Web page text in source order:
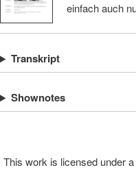
einfach auch
Transkript
Shownotes
This work is licensed under a